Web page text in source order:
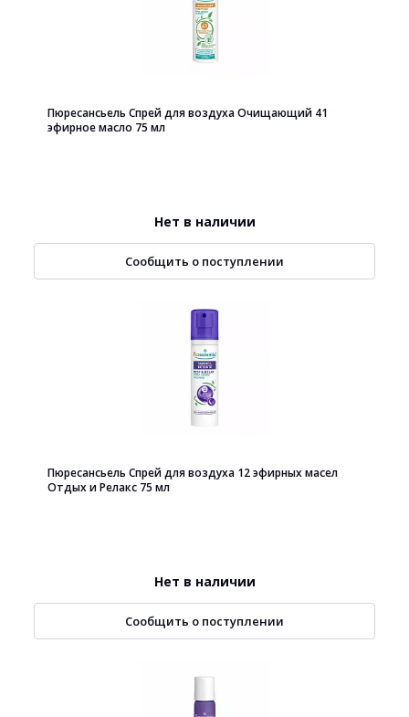
Пюресансьель Спрей для воздуха Очищающий 41
эфирное масло 75 мл
Нет в наличии
Сообщить о поступлении
Пюресансьель Спрей для воздуха 12 эфирных масел
Отдых и Релакс 75 мл
Нет в наличии
Сообщить о поступлении